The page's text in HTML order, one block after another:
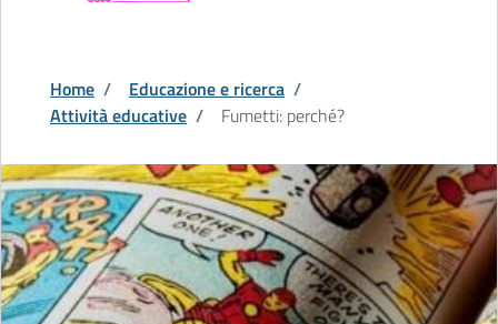
Home / Educazione e ricerca /
Attività educative / Fumetti: perché?